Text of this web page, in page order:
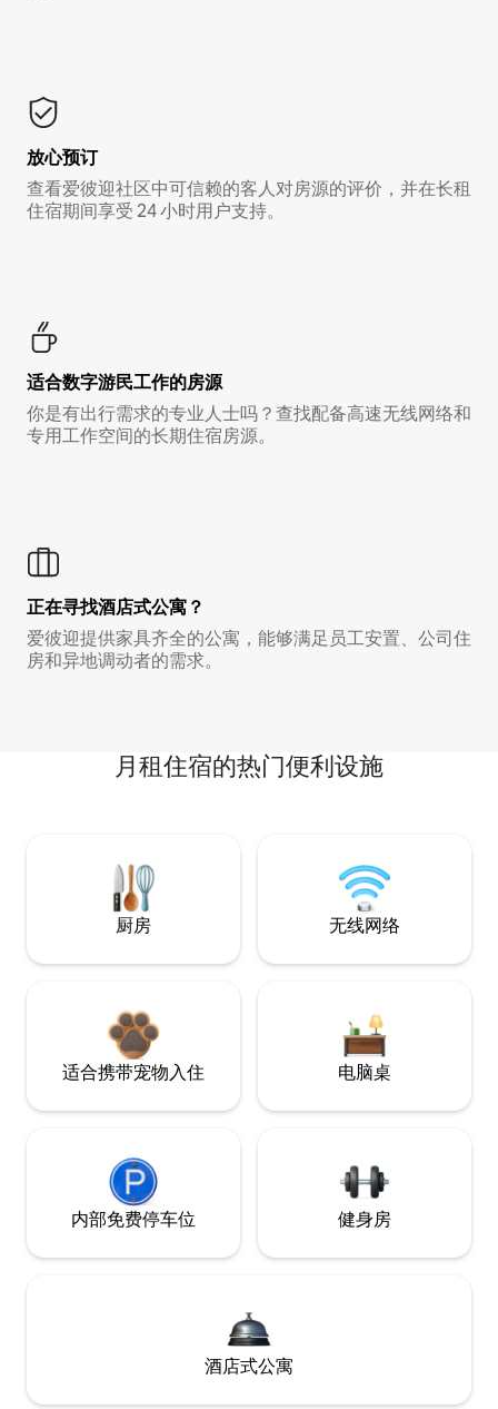
放心预订
查看爱彼迎社区中可信赖的客人对房源的评价，并在长租
住宿期间享受 24 小时用户支持。
适合数字游民工作的房源
你是有出行需求的专业人士吗？查找配备高速无线网络和
专用工作空间的长期住宿房源。
正在寻找酒店式公寓？
爱彼迎提供家具齐全的公寓，能够满足员工安置、公司住
房和异地调动者的需求。
月租住宿的热门便利设施
厨房 无线网络
适合携带宠物入住 电脑桌
内部免费停车位 健身房
酒店式公寓